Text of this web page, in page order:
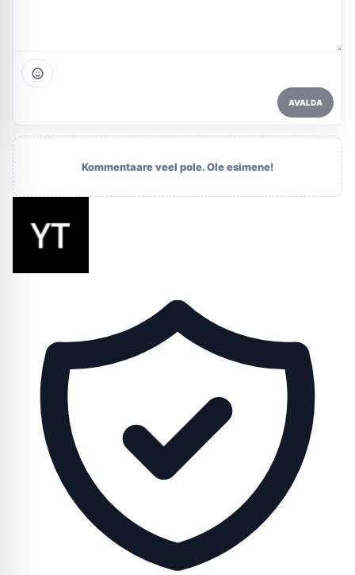
AVALDA
Kommentaare veel pole. Ole esimene!